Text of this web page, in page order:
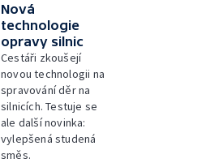
Nová
technologie
opravy silnic
Cestáři zkoušejí
novou technologii na
spravování děr na
silnicích. Testuje se
ale další novinka:
vylepšená studená
směs.